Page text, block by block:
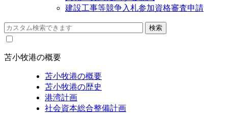
建設工事等競争入札参加資格審査申請
苫小牧港の概要
苫小牧港の概要
苫小牧港の歴史
港湾計画
社会資本総合整備計画